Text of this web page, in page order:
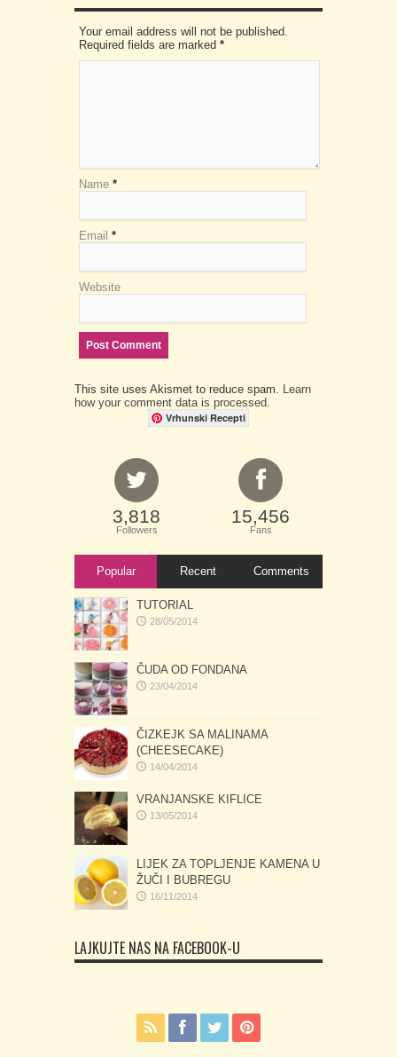
Your email address will not be published.
Required fields are marked *
Name *
Email *
Website
This site uses Akismet to reduce spam. Learn
how your comment data is processed.
Vrhunski Recepti
3,818
Followers
15,456
Fans
Popular Recent Comments
TUTORIAL
28/05/2014
ČUDA OD FONDANA
23/04/2014
ČIZKEJK SA MALINAMA
(CHEESECAKE)
14/04/2014
VRANJANSKE KIFLICE
13/05/2014
LIJEK ZA TOPLJENJE KAMENA U
ŽUČI I BUBREGU
16/11/2014
LAJKUJTE NAS NA FACEBOOK-U